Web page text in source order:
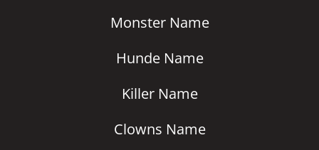
Monster Name
Hunde Name
Killer Name
Clowns Name